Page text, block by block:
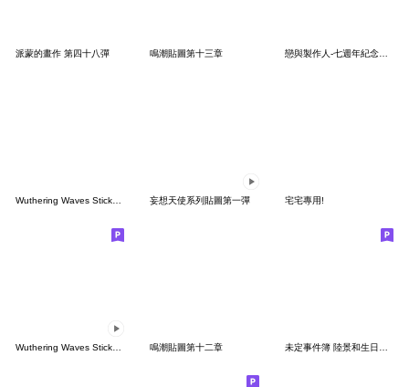
派蒙的畫作 第四十八彈 鳴潮貼圖第十三章 戀與製作人-七週年紀念快樂！
妄想天使系列貼圖第一彈 宅宅專用!
Wuthering Waves Sticker Set Vol.9 鳴潮貼圖第十二章 未定事件簿 陸景和生日貼圖 第一彈